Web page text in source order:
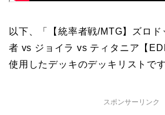
以下、「【統率者戦/MTG】ズロ
者 vs ジョイラ vs ティタニア【
使用したデッキのデッキリストです
スポンサーリンク